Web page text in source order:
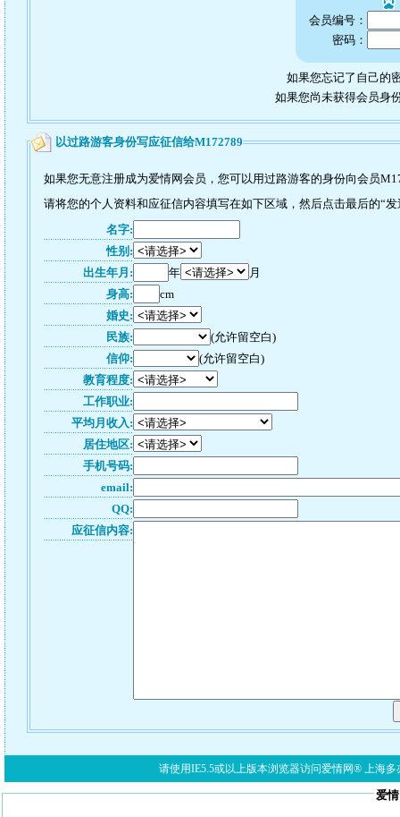
会员编号：
密码：
如果您忘记了自己的
如果您尚未获得会员身
以过路游客身份写应征信给M172789
如果您无意注册成为爱情网会员，您可以用过路游客的身份向会员
请将您的个人资料和应征信内容填写在如下区域，然后点击最后的“
名字:
性别:
出生年月:
年
月
身高:
cm
婚史:
民族:
(允许留空白)
信仰:
(允许留空白)
教育程度:
工作职业:
平均月收入:
居住地区:
手机号码:
email:
QQ:
应征信内容:
请使用IE5.5或以上版本浏览器访问爱情网® 上海多
爱